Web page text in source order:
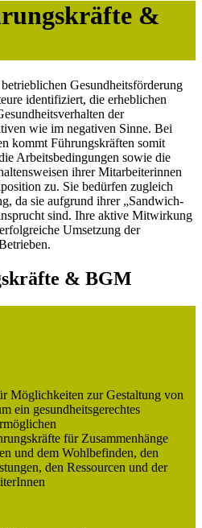
&
Gesundheitsförderung
identifiziert, die erheblichen
der
wie im negativen Sinne. Bei
kommt Führungskräften somit
Arbeitsbedingungen sowie die
ihrer Mitarbeiterinnen
zu. Sie bedürfen zugleich
da sie aufgrund ihrer „Sandwich-
sind. Ihre aktive Mitwirkung
Umsetzung der
& BGM
Möglichkeiten zur Gestaltung von
ein gesundheitsgerechtes
für Zusammenhänge
und dem Wohlbefinden, den
den Ressourcen und der